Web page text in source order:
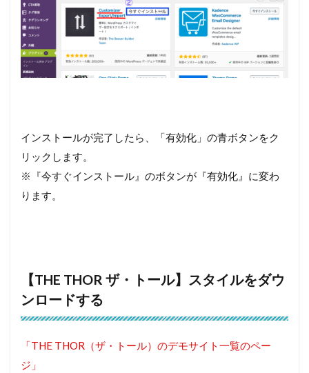
インストールが完了したら、「有効化」の青ボタンをク
リックします。
※『今すぐインストール』のボタンが『有効化』に変わ
ります。
【THE THOR ザ・トール】スタイルをダウ
ンロードする
「THE THOR（ザ・トール）のデモサイト一覧のペー
ジ」